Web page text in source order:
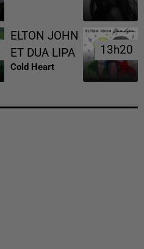
ELTON JOHN
ET DUA LIPA
Cold Heart
13h20
13h20